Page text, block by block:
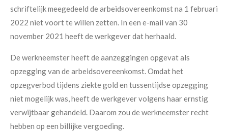
schriftelijk meegedeeld de arbeidsovereenkomst na 1 februari
2022 niet voort te willen zetten. In een e-mail van 30
november 2021 heeft de werkgever dat herhaald.
De werkneemster heeft de aanzeggingen opgevat als
opzegging van de arbeidsovereenkomst. Omdat het
opzegverbod tijdens ziekte gold en tussentijdse opzegging
niet mogelijk was, heeft de werkgever volgens haar ernstig
verwijtbaar gehandeld. Daarom zou de werkneemster recht
hebben op een billijke vergoeding.